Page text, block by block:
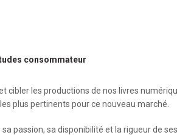
consommateur
cibler les productions de nos livres
plus pertinents pour ce nouveau marché.
passion, sa disponibilité et la rigueur de